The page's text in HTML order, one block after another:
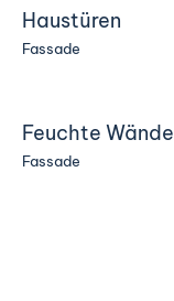
Haustüren
Fassade
Feuchte Wände
Fassade